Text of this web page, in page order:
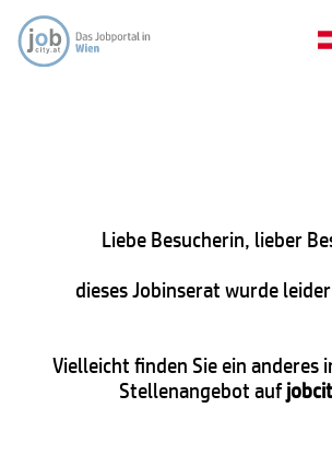
Liebe Besucherin, lieber
dieses Jobinserat wurde
Vielleicht finden Sie ein anderes
Stellenangebot auf